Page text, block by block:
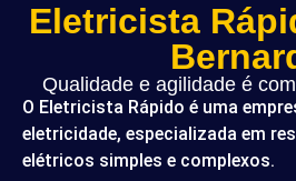
Eletricista
Qualidade e agilidade é
O Eletricista Rápido é uma
eletricidade, especializada em
elétricos simples e complexos.